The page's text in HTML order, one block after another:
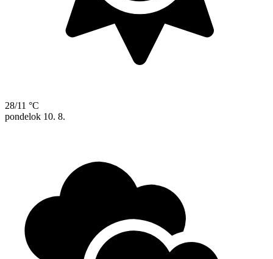
28/11 °C
pondelok 10. 8.